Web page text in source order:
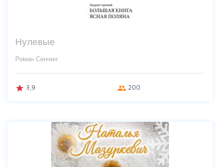
Нулевые
Роман Сенчин
grade 3,9 group 200